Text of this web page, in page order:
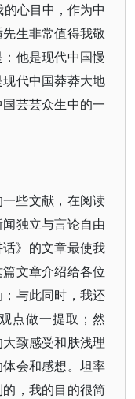
的心目中，作为中
生非常值得我敬
他是现代中国慢
代中国莽莽大地
芸芸众生中的一
些文献，在阅读
独立与言论自由
》的文章最使我
文章介绍给各位
与此同时，我还
点做一提取；然
致感受和肤浅理
会和感想。坦率
，我的目的很简